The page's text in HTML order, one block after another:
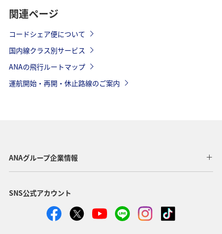
関連ページ
コードシェア便について
国内線クラス別サービス
ANAの飛行ルートマップ
運航開始・再開・休止路線のご案内
ANAグループ企業情報
SNS公式アカウント